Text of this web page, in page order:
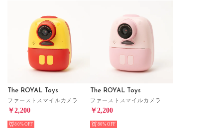
The ROYAL Toys
￥2,200
80%
The ROYAL Toys
￥2,200
80%